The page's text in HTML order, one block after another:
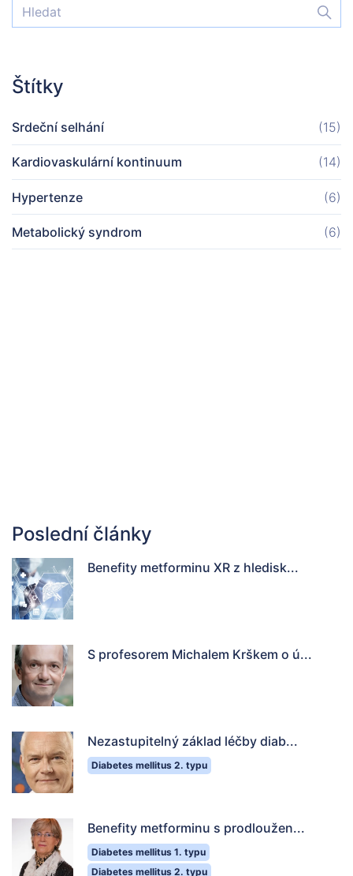
Štítky
Srdeční selhání (15)
Kardiovaskulární kontinuum (14)
Hypertenze (6)
Metabolický syndrom (6)
Poslední články
Benefity metforminu XR z hledisk...
S profesorem Michalem Krškem o ú...
Nezastupitelný základ léčby diab...
Diabetes mellitus 2. typu
Benefity metforminu s prodloužen...
Diabetes mellitus 1. typu
Diabetes mellitus 2. typu